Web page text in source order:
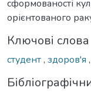
сформованості
орієнтованого
Ключові слова
студент, здоров'я ,